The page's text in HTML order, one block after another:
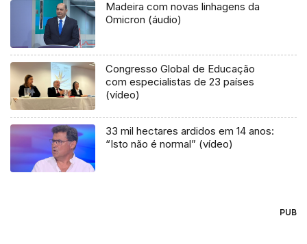
Madeira com novas linhagens da
Omicron (áudio)
Congresso Global de Educação
com especialistas de 23 países
(vídeo)
33 mil hectares ardidos em 14 anos:
“Isto não é normal” (vídeo)
PUB